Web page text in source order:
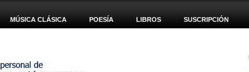
MÚSICA CLÁSICA POESÍA LIBROS SUSCRIPCIÓN